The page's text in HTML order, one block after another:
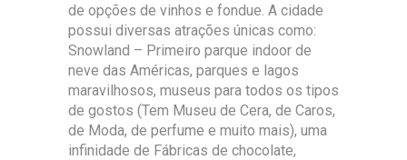
de opções de vinhos e fondue. A cidade
possui diversas atrações únicas como:
Snowland – Primeiro parque indoor de
neve das Américas, parques e lagos
maravilhosos, museus para todos os tipos
de gostos (Tem Museu de Cera, de Caros,
de Moda, de perfume e muito mais), uma
infinidade de Fábricas de chocolate,